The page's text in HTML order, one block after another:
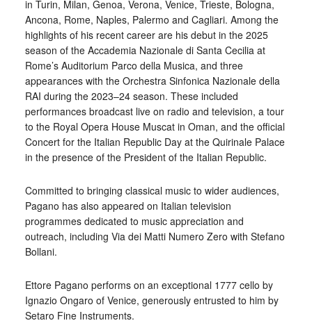
in Turin, Milan, Genoa, Verona, Venice, Trieste, Bologna,
Ancona, Rome, Naples, Palermo and Cagliari. Among the
highlights of his recent career are his debut in the 2025
season of the Accademia Nazionale di Santa Cecilia at
Rome’s Auditorium Parco della Musica, and three
appearances with the Orchestra Sinfonica Nazionale della
RAI during the 2023–24 season. These included
performances broadcast live on radio and television, a tour
to the Royal Opera House Muscat in Oman, and the official
Concert for the Italian Republic Day at the Quirinale Palace
in the presence of the President of the Italian Republic.
Committed to bringing classical music to wider audiences,
Pagano has also appeared on Italian television
programmes dedicated to music appreciation and
outreach, including Via dei Matti Numero Zero with Stefano
Bollani.
Ettore Pagano performs on an exceptional 1777 cello by
Ignazio Ongaro of Venice, generously entrusted to him by
Setaro Fine Instruments.